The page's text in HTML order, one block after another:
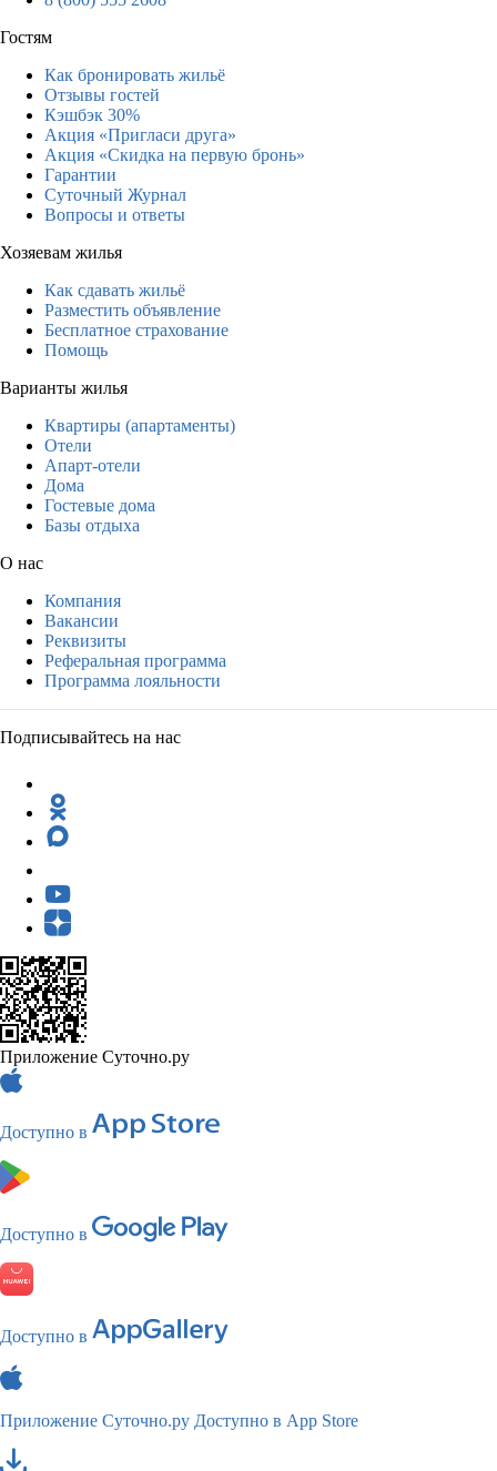
Гостям
Как бронировать жильё
Отзывы гостей
Кэшбэк 30%
Акция «Пригласи друга»
Акция «Скидка на первую бронь»
Гарантии
Суточный Журнал
Вопросы и ответы
Хозяевам жилья
Как сдавать жильё
Разместить объявление
Бесплатное страхование
Помощь
Варианты жилья
Квартиры (апартаменты)
Отели
Апарт-отели
Дома
Гостевые дома
Базы отдыха
О нас
Компания
Вакансии
Реквизиты
Реферальная программа
Программа лояльности
Подписывайтесь на нас
Приложение Суточно.ру
Доступно в
Доступно в
Доступно в
Приложение Суточно.ру Доступно в App Store